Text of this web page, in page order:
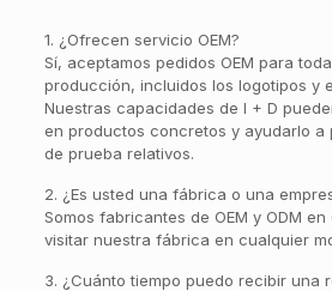
1. ¿Ofrecen servicio OEM?
Sí, aceptamos pedidos OEM para
producción, incluidos los logotipos y
Nuestras capacidades de I + D
en productos concretos y ayudarlo a
de prueba relativos.
2. ¿Es usted una fábrica o una
Somos fabricantes de OEM y ODM
visitar nuestra fábrica en cualquier
3. ¿Cuánto tiempo puedo recibir una